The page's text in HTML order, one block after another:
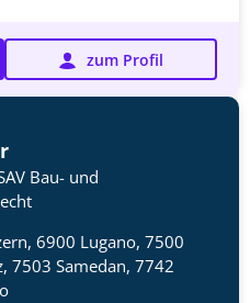
zum Profil
Bau- und
6900 Lugano, 7500
7503 Samedan, 7742